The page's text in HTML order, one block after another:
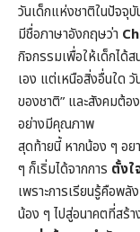
วันเด็กแห่งชาติในปัจจุ
มีชื่อภาษาอังกฤษว่า
กิจกรรมเพื่อให้เด็กได้
เอง แต่เหนือสิ่งอื่นใด
ของชาติ” และสังคมต้อ
อย่างมีคุณภาพ
สุดท้ายนี้ หากน้อง ๆ อย
ๆ ก็เริ่มได้จากการ ตั้งใ
เพราะการเรียนรู้คือพ
น้อง ๆ ไปสู่อนาคตที่สร้า